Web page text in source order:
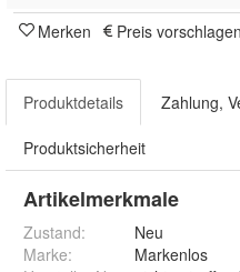
Merken Preis vorschlagen
Produktdetails Zahlung,
Produktsicherheit
Artikelmerkmale
Zustand:
Neu
Marke:
Markenlos